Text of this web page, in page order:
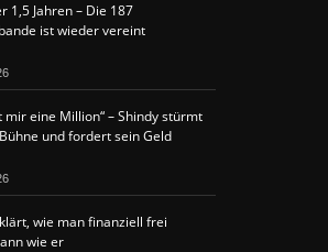
1,5 Jahren – Die 187
ist wieder vereint
mir eine Million“ – Shindy stürmt
und fordert sein Geld
wie man finanziell frei
wie er